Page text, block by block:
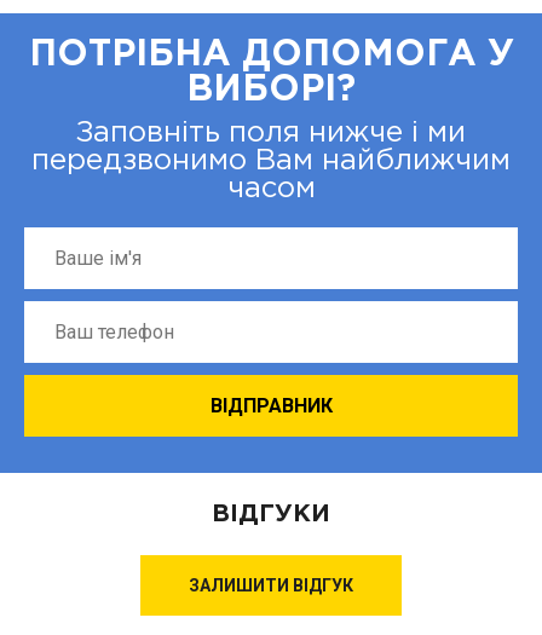
ПОТРІБНА ДОПОМОГА У
ВИБОРІ?
Заповніть поля нижче і ми
передзвонимо Вам найближчим
часом
ВІДГУКИ
ЗАЛИШИТИ ВІДГУК